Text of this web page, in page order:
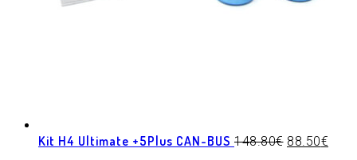
Kit H4 Ultimate +5Plus CAN-BUS 148.80€ 88.50€